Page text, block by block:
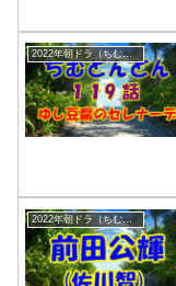
2022年朝ドラ（ちむどんどん）
2022年朝ドラ（ちむどんどん）